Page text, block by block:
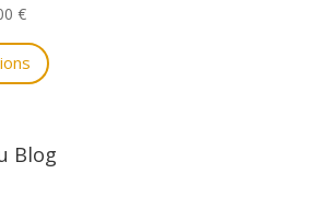
€Plage
prix :
180,00 €
produit
Les
Blog